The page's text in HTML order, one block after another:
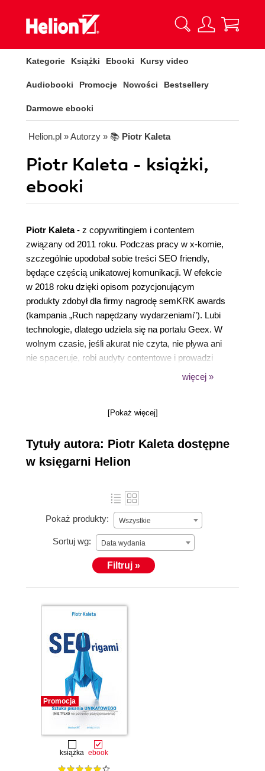
Kategorie Książki Ebooki Kursy video
Audiobooki Promocje Nowości Bestsellery
Darmowe ebooki
Helion.pl » Autorzy » 📚 Piotr Kaleta
Piotr Kaleta - książki,
ebooki
Piotr Kaleta- z copywritingiem i contentem
związany od 2011 roku. Podczas pracy w x-komie,
szczególnie upodobał sobie treści SEO friendly,
będące częścią unikatowej komunikacji. W efekcie
w 2018 roku dzięki opisom pozycjonującym
produkty zdobył dla firmy nagrodę semKRK awards
(kampania „Ruch napędzany wydarzeniami”). Lubi
technologie, dlatego udziela się na portalu Geex. W
wolnym czasie, jeśli akurat nie czyta, nie pływa ani
nie spaceruje, robi audyty contentowe i prowadzi
więcej »
[Pokaż więcej]
Tytuły autora: Piotr Kaleta dostępne
w księgarni Helion
Pokaż produkty: Wszystkie
Sortuj wg: Data wydania
Filtruj »
Promocja
książka ebook